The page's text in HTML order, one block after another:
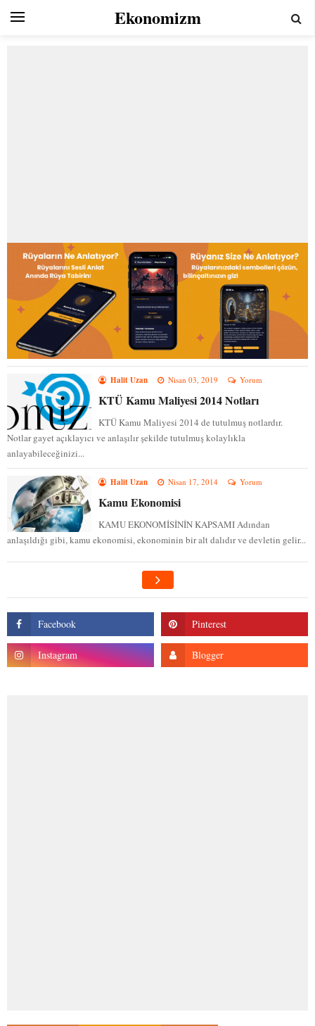
Ekonomizm
Halit Uzan Nisan 03, 2019 Yorum
KTÜ Kamu Maliyesi 2014 Notları
KTÜ Kamu Maliyesi 2014 de tutulmuş notlardır.
Notlar gayet açıklayıcı ve anlaşılır şekilde tutulmuş kolaylıkla
anlayabileceğinizi...
Halit Uzan Nisan 17, 2014 Yorum
Kamu Ekonomisi
KAMU EKONOMİSİNİN KAPSAMI Adından
anlaşıldığı gibi, kamu ekonomisi, ekonominin bir alt dalıdır ve devletin gelir...